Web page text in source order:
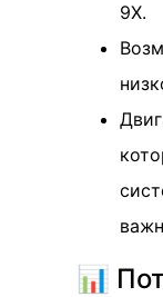
9X.
📊